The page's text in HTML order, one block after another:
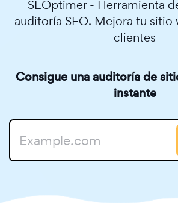
SEOptimer - Herramienta
auditoría SEO. Mejora tu sitio
clientes
Consigue una auditoría de
instante